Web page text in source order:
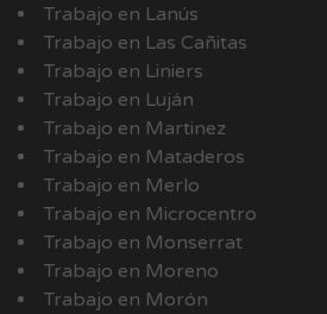
Trabajo en Lanús
Trabajo en Las Cañitas
Trabajo en Liniers
Trabajo en Luján
Trabajo en Martinez
Trabajo en Mataderos
Trabajo en Merlo
Trabajo en Microcentro
Trabajo en Monserrat
Trabajo en Moreno
Trabajo en Morón